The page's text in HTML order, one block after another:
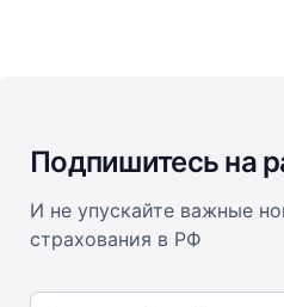
Подпишитесь на
И не упускайте важные
страхования в РФ